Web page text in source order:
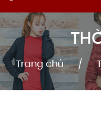
Trang chủ